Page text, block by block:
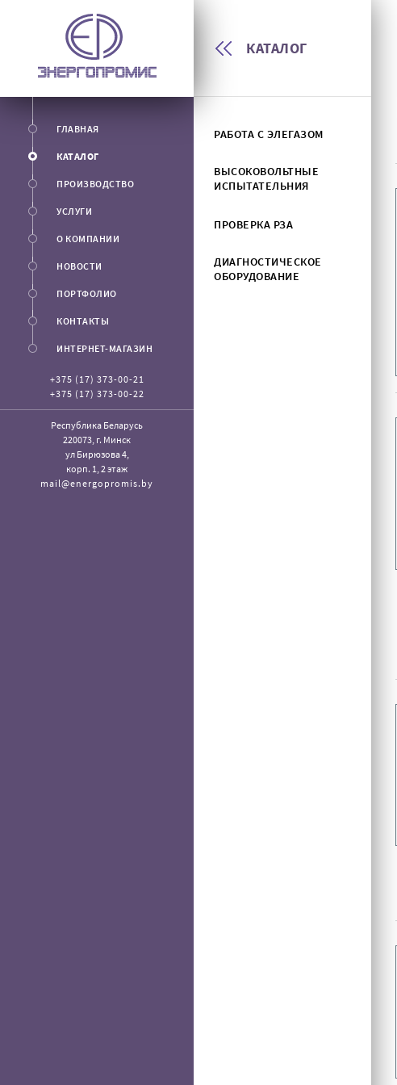
ГЛАВНАЯ
КАТАЛОГ
ПРОИЗВОДСТВО
УСЛУГИ
О КОМПАНИИ
НОВОСТИ
ПОРТФОЛИО
КОНТАКТЫ
ИНТЕРНЕТ-МАГАЗИН
+375 (17) 373-00-21
+375 (17) 373-00-22
Республика Беларусь
220073, г. Минск
ул Бирюзова 4,
корп. 1, 2 этаж
mail@energopromis.by
КАТАЛОГ
РАБОТА С ЭЛЕГАЗОМ
ВЫСОКОВОЛЬТНЫЕ
ИСПЫТАТЕЛЬНИЯ
ПРОВЕРКА РЗА
ДИАГНОСТИЧЕСКОЕ
ОБОРУДОВАНИЕ